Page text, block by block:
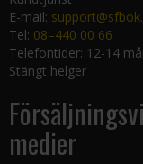
E-mail:
Tel: 08–440 00 66
Telefontider: 12-14
Stängt helger
medier